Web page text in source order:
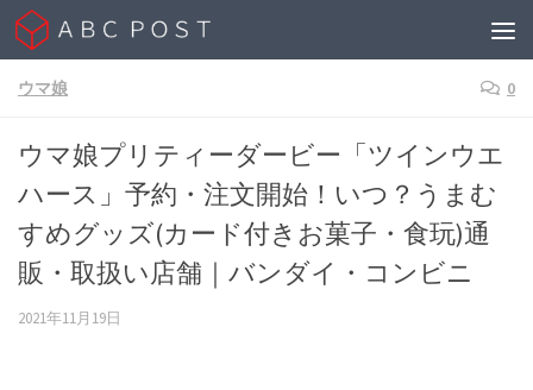
Skip to content
ウマ娘 0
ウマ娘プリティーダービー「ツインウエ
ハース」予約・注文開始！いつ？うまむ
すめグッズ(カード付きお菓子・食玩)通
販・取扱い店舗｜バンダイ・コンビニ
2021年11月19日